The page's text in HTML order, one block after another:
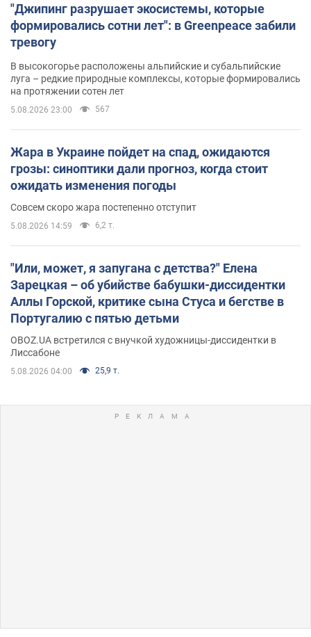
"Джипинг разрушает экосистемы, которые
формировались сотни лет": в Greenpeace забили
тревогу
В высокогорье расположены альпийские и субальпийские
луга – редкие природные комплексы, которые формировались
на протяжении сотен лет
5.08.2026 23:00 567
Жара в Украине пойдет на спад, ожидаются
грозы: синоптики дали прогноз, когда стоит
ожидать изменения погоды
Совсем скоро жара постепенно отступит
5.08.2026 14:59 6,2 т.
"Или, может, я запугана с детства?" Елена
Зарецкая – об убийстве бабушки-диссидентки
Аллы Горской, критике сына Стуса и бегстве в
Португалию с пятью детьми
OBOZ.UA встретился с внучкой художницы-диссидентки в
Лиссабоне
5.08.2026 04:00 25,9 т.